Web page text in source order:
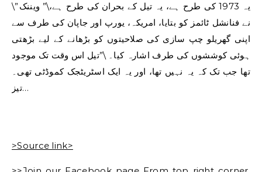
\”یہ 1973 کی طرح ہے، یہ تیل کے بحران کی طرح ہے،\” ویننک
نے فنانشل ٹائمز کو بتایا، امریکہ، یورپ اور جاپان کی طرف سے
اپنی گھریلو چپ سازی کی صلاحیتوں کو بڑھانے کے لیے بڑھتی
ہوئی کوششوں کی طرف اشارہ کیا۔ \”تیل اس وقت تک موجود
تھا جب تک کہ یہ نہیں تھا، اور یہ ایک اسٹریٹجک کموڈٹی تھی۔
تیز…
>Source link>